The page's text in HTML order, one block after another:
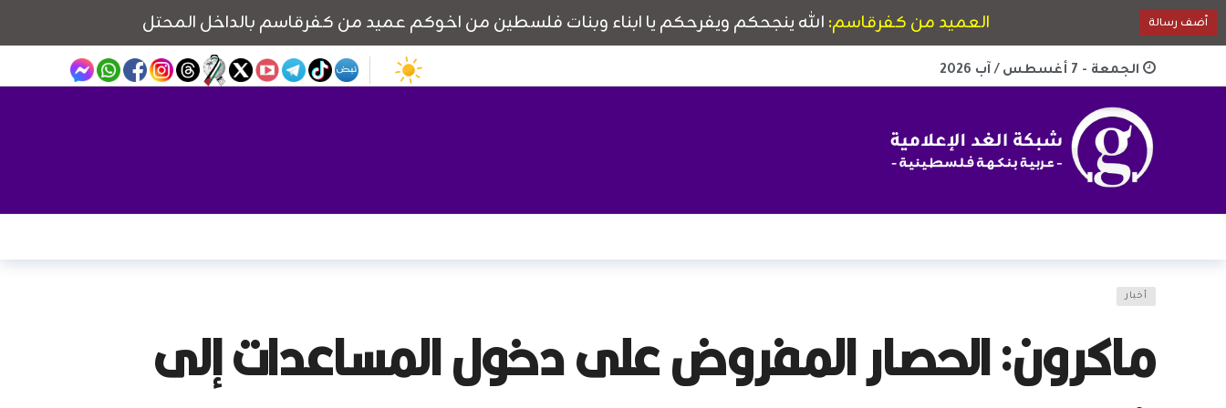
الجمعة - 7 أغسطس / آب 2026
أخبار
ماكرون: الحصار المفروض على دخول المساعدات إلى